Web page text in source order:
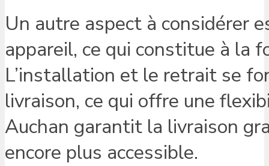
Un autre aspect à considérer
appareil, ce qui constitue à la
L’installation et le retrait se
livraison, ce qui offre une
Auchan garantit la livraison
encore plus accessible.